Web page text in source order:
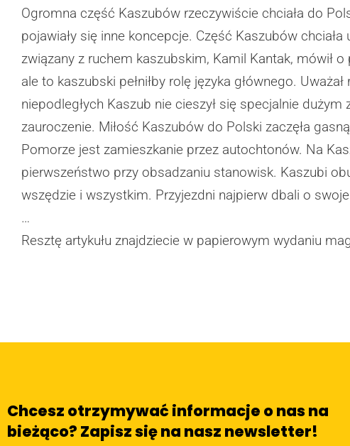
Ogromna część Kaszubów rzeczywiście chciała do
pojawiały się inne koncepcje. Część Kaszubów
związany z ruchem kaszubskim, Kamil Kantak, mówił
ale to kaszubski pełniłby rolę języka głównego.
niepodległych Kaszub nie cieszył się specjalnie
zauroczenie. Miłość Kaszubów do Polski zaczęła
Pomorze jest zamieszkanie przez autochtonów. Na
pierwszeństwo przy obsadzaniu stanowisk. Kaszubi
wszędzie i wszystkim. Przyjezdni najpierw dbali o
…
Resztę artykułu znajdziecie w papierowym wydaniu
Chcesz otrzymywać informacje o nas na
bieżąco? Zapisz się na nasz newsletter!